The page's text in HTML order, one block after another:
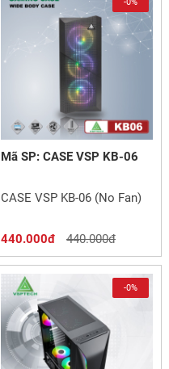
Mã SP: CASE VSP KB-06
CASE VSP KB-06 (No Fan)
440.000đ 440.000đ
-0%